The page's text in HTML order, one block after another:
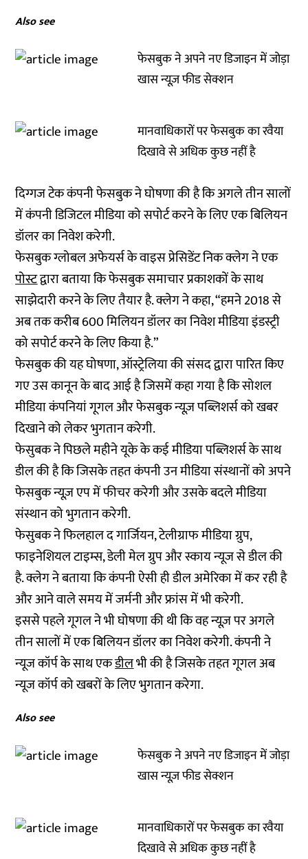
Also see
फेसबुक ने अपने नए डिजाइन में जोड़ा
खास न्यूज़ फीड सेक्शन
मानवाधिकारों पर फेसबुक का रवैया
दिखावे से अधिक कुछ नहीं है
दिग्गज टेक कंपनी फेसबुक ने घोषणा की है कि अगले तीन सालों
में कंपनी डिजिटल मीडिया को सपोर्ट करने के लिए एक बिलियन
डॉलर का निवेश करेगी.
फेसबुक ग्लोबल अफेयर्स के वाइस प्रेसिडेंट निक क्लेग ने एक
पोस्टद्वारा बताया कि फेसबुक समाचार प्रकाशकों के साथ
साझेदारी करने के लिए तैयार है. क्लेग ने कहा, “हमने 2018 से
अब तक करीब 600 मिलियन डॉलर का निवेश मीडिया इंडस्ट्री
को सपोर्ट करने के लिए किया है.”
फेसबुक की यह घोषणा, ऑस्ट्रेलिया की संसद द्वारा पारित किए
गए उस कानून के बाद आई है जिसमें कहा गया है कि सोशल
मीडिया कंपनियां गूगल और फेसबुक न्यूज़ पब्लिशर्स को खबर
दिखाने को लेकर भुगतान करेगी.
फेसुबक ने पिछले महीने यूके के कई मीडिया पब्लिशर्स के साथ
डील की है कि जिसके तहत कंपनी उन मीडिया संस्थानों को अपने
फेसबुक न्यूज़ एप में फीचर करेगी और उसके बदले मीडिया
संस्थान को भुगतान करेगी.
फेसुबक ने फिलहाल द गार्जियन, टेलीग्राफ मीडिया ग्रुप,
फाइनेशियल टाइम्स, डेली मेल ग्रुप और स्काय न्यूज से डील की
है. क्लेग ने बताया कि कंपनी ऐसी ही डील अमेरिका में कर रही है
और आने वाले समय में जर्मनी और फ्रांस में भी करेगी.
इससे पहले गूगल ने भी घोषणा की थी कि वह न्यूज़ पर अगले
तीन सालों में एक बिलियन डॉलर का निवेश करेगी. कंपनी ने
न्यूज कॉर्प के साथ एकडीलभी की है जिसके तहत गूगल अब
न्यूज कॉर्प को खबरों के लिए भुगतान करेगा.
Also see
फेसबुक ने अपने नए डिजाइन में जोड़ा
खास न्यूज़ फीड सेक्शन
मानवाधिकारों पर फेसबुक का रवैया
दिखावे से अधिक कुछ नहीं है